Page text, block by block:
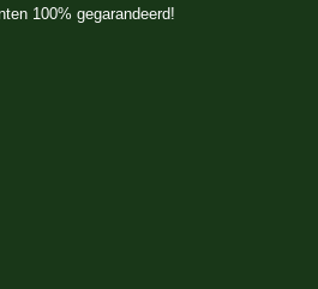
100% gegarandeerd!